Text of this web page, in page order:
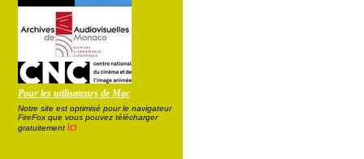
Pour les utilisateurs de Mac
Notre site est optimisé pour le navigateur
FireFox que vous pouvez télécharger
gratuitement ici